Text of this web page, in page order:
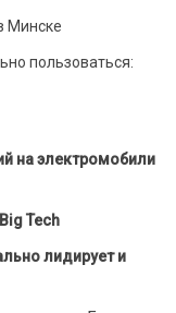
Минске
пользоваться:
на электромобили
Tech
лидирует и